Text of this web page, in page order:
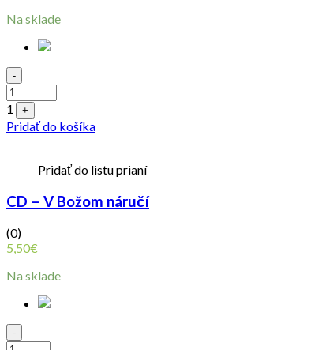
Na sklade
Quantity
-
1 +
Pridať do košíka
Pridať do listu prianí
CD – V Božom náručí
(0)
5,50€
Na sklade
Quantity
-